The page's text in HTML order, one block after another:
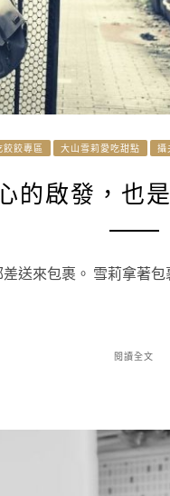
餃餃專區 大山雪莉愛吃甜點 攝
的啟發，也
送來包裹。 雪莉拿著
閱讀全文